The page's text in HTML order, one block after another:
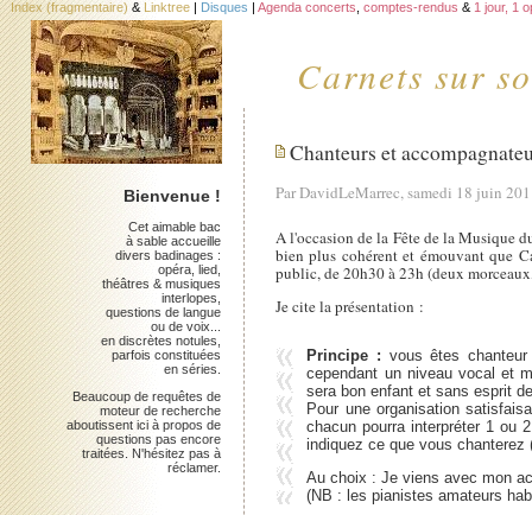
Carnets sur
Index (fragmentaire) & Linktree | Disques | Agenda concerts comptes-rendus & 1 jour, 1
Chanteurs et
Par DavidLeMarrec, samedi 18 juin
A l'occasion de la Fête de la Musique
bien plus cohérent et émouvant que
public, de 20h30 à 23h (deux
Je cite la présentation :
Principe : vous êtes
cependant un niveau vocal et
sera bon enfant et sans esprit
Pour une organisation
chacun pourra interpréter 1 ou
indiquez ce que vous
Au choix : Je viens avec mon
(NB : les pianistes amateurs
Bienvenue !
Cet aimable bac
à sable accueille
divers badinages :
opéra, lied,
théâtres & musiques
interlopes,
questions de langue
ou de voix...
en discrètes notules,
parfois constituées
en séries.
Beaucoup de requêtes de
moteur de recherche
aboutissent ici à propos de
questions pas encore
traitées. N'hésitez pas à
réclamer.